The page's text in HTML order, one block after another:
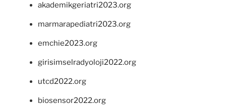
akademikgeriatri2023.org
marmarapediatri2023.org
emchie2023.org
girisimselradyoloji2022.org
utcd2022.org
biosensor2022.org